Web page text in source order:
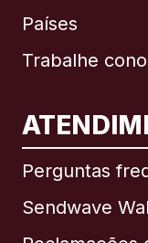
Países
Trabalhe
Perguntas
Sendwave